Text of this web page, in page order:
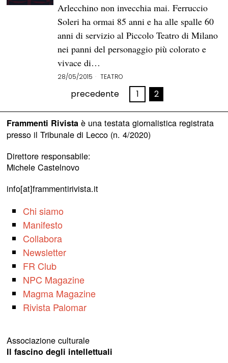
Arlecchino non invecchia mai. Ferruccio
Soleri ha ormai 85 anni e ha alle spalle 60
anni di servizio al Piccolo Teatro di Milano
nei panni del personaggio più colorato e
vivace di…
28/05/2015 TEATRO
precedente 1 2
Frammenti Rivistaè una testata giornalistica registrata
presso il Tribunale di Lecco (n. 4/2020)
Direttore responsabile:
Michele Castelnovo
info[at]frammentirivista.it
Chi siamo
Manifesto
Collabora
Newsletter
FR Club
NPC Magazine
Magma Magazine
Rivista Palomar
Associazione culturale
Il fascino degli intellettuali